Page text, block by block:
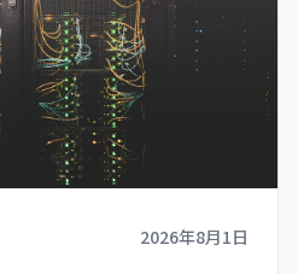
2026年8月1日